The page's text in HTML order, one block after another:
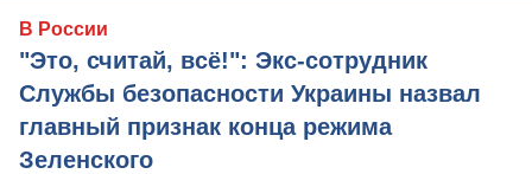
В России
"Это, считай, всё!": Экс-сотрудник
Службы безопасности Украины назвал
главный признак конца режима
Зеленского